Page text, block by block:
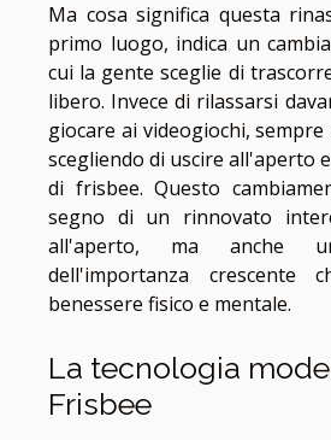
Ma cosa significa questa
primo luogo, indica un
cui la gente sceglie di
libero. Invece di rilassarsi
giocare ai videogiochi,
scegliendo di uscire all'aperto
di frisbee. Questo
segno di un rinnovato
all'aperto, ma anche
dell'importanza crescente
benessere fisico e mentale.
La tecnologia
Frisbee